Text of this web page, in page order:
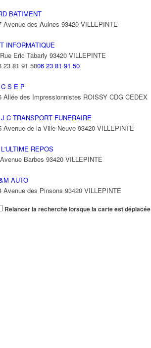
BATIMENT
Avenue des Aulnes 93420 VILLEPINTE
INFORMATIQUE
Eric Tabarly 93420 VILLEPINTE
23 81 91 5006 23 81 91 50
S E P
Allée des Impressionnistes ROISSY CDG CEDEX
C TRANSPORT FUNERAIRE
Avenue de la Ville Neuve 93420 VILLEPINTE
REPOS
Barbes 93420 VILLEPINTE
AUTO
Avenue des Pinsons 93420 VILLEPINTE
EXPORTS LTD
Relancer la recherche lorsque la carte est déplacée